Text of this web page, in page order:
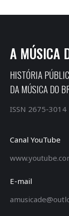
A MÚSICA
HISTÓRIA
DA MÚSICA DO
ISSN 2675-3014
Canal YouTube
E-mail